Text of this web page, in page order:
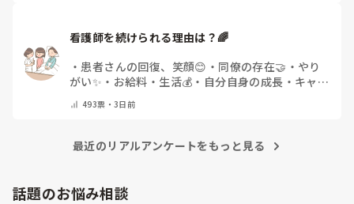
看護師を続けられる理由は？🌈
・患者さんの回復、笑顔😊 ・ 同僚の存在🤝 ・ やり
がい✨ ・ お給料・生活💰 ・ 自分自身の成長・キャリ
アアップ🌱
・
教えてください)
493票・3日前
最近のリアルアンケートをもっと見る
話題のお悩み相談